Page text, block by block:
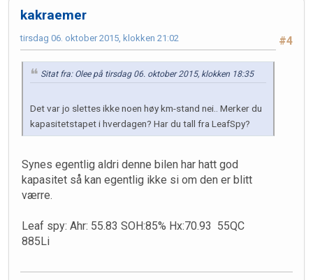
kakraemer
#4
tirsdag 06. oktober 2015, klokken 21:02
Sitat fra: Olee på tirsdag 06. oktober 2015, klokken 18:35
Det var jo slettes ikke noen høy km-stand nei.. Merker du
kapasitetstapet i hverdagen? Har du tall fra LeafSpy?
Synes egentlig aldri denne bilen har hatt god
kapasitet så kan egentlig ikke si om den er blitt
værre.
Leaf spy: Ahr: 55.83 SOH:85% Hx:70.93 55QC
885Li